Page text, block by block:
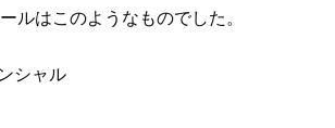
ルはこのようなものでした。
シャル